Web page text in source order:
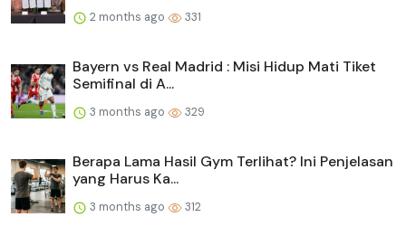
2 months ago 331
Bayern vs Real Madrid : Misi Hidup Mati Tiket
Semifinal di A...
3 months ago 329
Berapa Lama Hasil Gym Terlihat? Ini Penjelasan
yang Harus Ka...
3 months ago 312